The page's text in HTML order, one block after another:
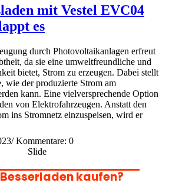
mit Vestel EVC04
es
durch Photovoltaikanlagen erfreut
da sie eine umweltfreundliche und
bietet, Strom zu erzeugen. Dabei stellt
wie der produzierte Strom am
kann. Eine vielversprechende Option
von Elektrofahrzeugen. Anstatt den
ins Stromnetz einzuspeisen, wird er
/Kommentare: 0
Slide
kaufen?